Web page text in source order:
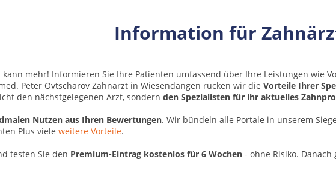
Information für
mehr! Informieren Sie Ihre Patienten umfassend über Ihre Leistungen wie
Peter Ovtscharov Zahnarzt in Wiesendangen rücken wir die Vorteile Ihrer
den nächstgelegenen Arzt, sondern den Spezialisten für ihr aktuelles
Nutzen aus Ihren Bewertungen. Wir bündeln alle Portale in unserem
Plus viele weitere Vorteile.
testen Sie den Premium-Eintrag kostenlos für 6 Wochen - ohne Risiko. Danach